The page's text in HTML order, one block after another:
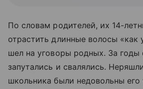
По словам родителей, их 14-
отрастить длинные волосы «как
шел на уговоры родных. За годы
запутались и свалялись.
школьника были недовольны его